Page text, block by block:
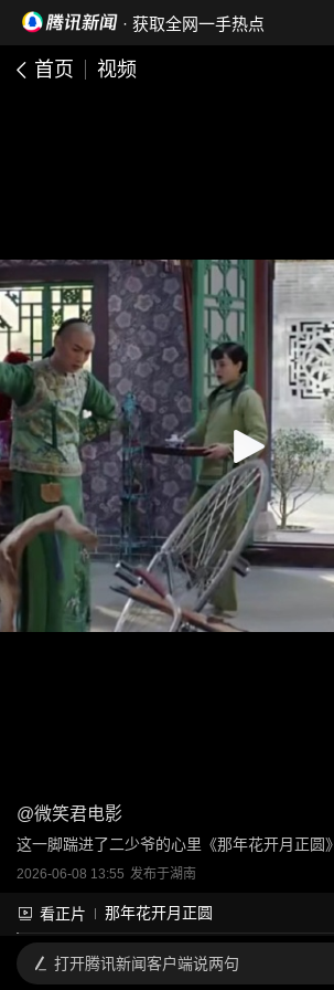
· 获取全网一手热点
首页 视频
@微笑君电影
这一脚踹进了二少爷的心里《那年花开月正圆》
2026-06-08 13:55 发布于湖南
看正片 那年花开月正圆
打开腾讯新闻客户端说两句